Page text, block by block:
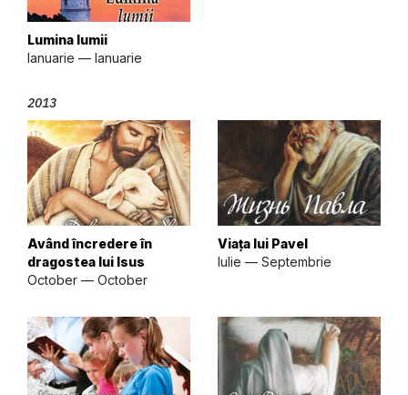
Lumina lumii
Ianuarie — Ianuarie
2013
Având încredere în
dragostea lui Isus
October — October
Viața lui Pavel
Iulie — Septembrie